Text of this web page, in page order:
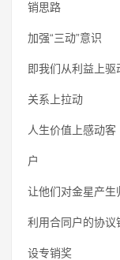
销思路
加强“三动”意识
即我们从利益上驱
关系上拉动
人生价值上感动客
户
让他们对金星产生
利用合同户的协议
设专销奖